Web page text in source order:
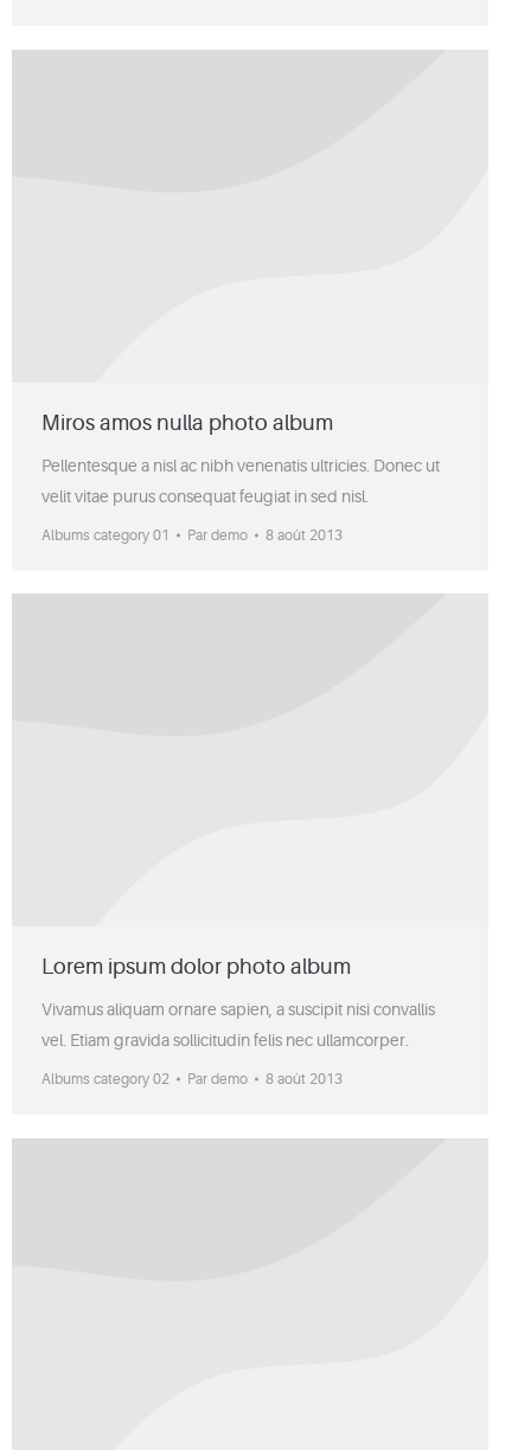
Miros amos nulla photo album
Pellentesque a nisl ac nibh venenatis ultricies. Donec ut
velit vitae purus consequat feugiat in sed nisl.
Albums category 01 Par demo 8 août 2013
Lorem ipsum dolor photo album
Vivamus aliquam ornare sapien, a suscipit nisi convallis
vel. Etiam gravida sollicitudin felis nec ullamcorper.
Albums category 02 Par demo 8 août 2013